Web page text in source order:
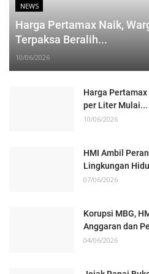
NEWS
Harga Pertamax Naik,
Terpaksa Beralih...
10/06/2026
Harga
per Liter Mulai...
10/06/2026
HMI Ambil
Lingkungan
07/06/2026
Korupsi MBG,
Anggaran dan
04/06/2026